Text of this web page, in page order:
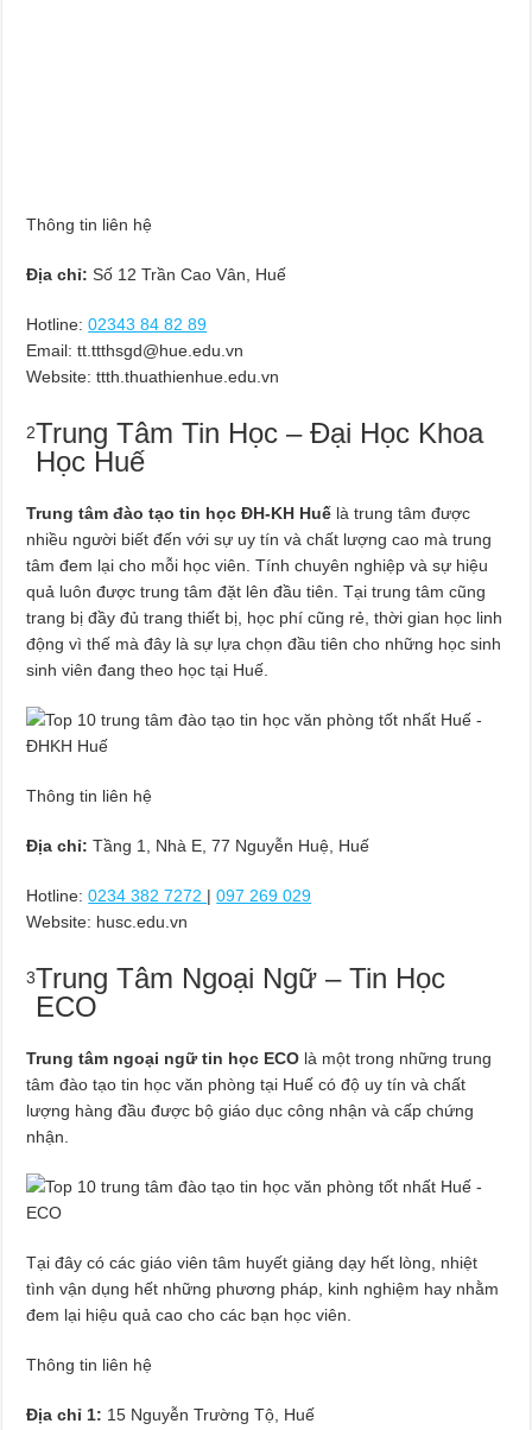
Thông tin liên hệ
Địa chỉ: Số 12 Trần Cao Vân, Huế
Hotline: 02343 84 82 89
Email: tt.ttthsgd@hue.edu.vn
Website: ttth.thuathienhue.edu.vn
2Trung Tâm Tin Học – Đại Học Khoa
Học Huế
Trung tâm đào tạo tin học ĐH-KH Huế là trung tâm được
nhiều người biết đến với sự uy tín và chất lượng cao mà trung
tâm đem lại cho mỗi học viên. Tính chuyên nghiệp và sự hiệu
quả luôn được trung tâm đặt lên đầu tiên. Tại trung tâm cũng
trang bị đầy đủ trang thiết bị, học phí cũng rẻ, thời gian học linh
động vì thế mà đây là sự lựa chọn đầu tiên cho những học sinh
sinh viên đang theo học tại Huế.
Thông tin liên hệ
Địa chỉ: Tầng 1, Nhà E, 77 Nguyễn Huệ, Huế
Hotline: 0234 382 7272 |097 269 029
Website: husc.edu.vn
3Trung Tâm Ngoại Ngữ – Tin Học
ECO
Trung tâm ngoại ngữ tin học ECO là một trong những trung
tâm đào tạo tin học văn phòng tại Huế có độ uy tín và chất
lượng hàng đầu được bộ giáo dục công nhận và cấp chứng
nhận.
Tại đây có các giáo viên tâm huyết giảng dạy hết lòng, nhiệt
tình vận dụng hết những phương pháp, kinh nghiệm hay nhằm
đem lại hiệu quả cao cho các bạn học viên.
Thông tin liên hệ
Địa chỉ 1: 15 Nguyễn Trường Tộ, Huế